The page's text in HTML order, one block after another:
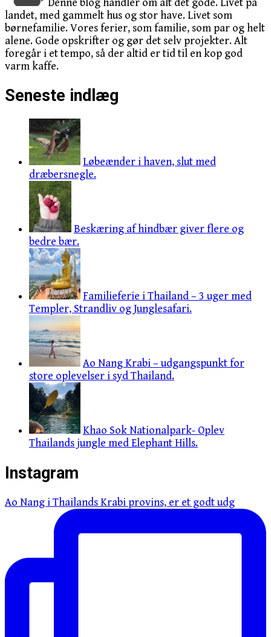
landet, med gammelt hus og stor have. Livet som
børnefamilie. Vores ferier, som familie, som par og helt
alene. Gode opskrifter og gør det selv projekter. Alt
foregår i et tempo, så der altid er tid til en kop god
varm kaffe.
Seneste indlæg
Løbeænder i haven, slut med
dræbersnegle.
Beskæring af hindbær giver flere og
bedre bær.
Familieferie i Thailand – 3 uger med
Templer, Strandliv og Junglesafari.
Ao Nang Krabi – udgangspunkt for
store oplevelser i syd Thailand.
Khao Sok Nationalpark- Oplev
Thailands jungle med Elephant Hills.
Instagram
Ao Nang i Thailands Krabi provins, er et godt udg